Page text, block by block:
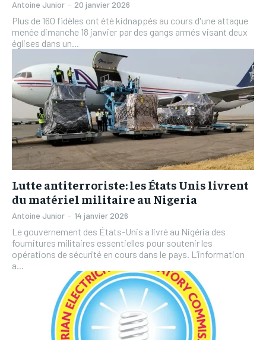
Antoine Junior - 20 janvier 2026
Plus de 160 fidèles ont été kidnappés au cours d'une attaque
menée dimanche 18 janvier par des gangs armés visant deux
églises dans un...
Lutte antiterroriste: les États Unis livrent
du matériel militaire au Nigeria
Antoine Junior - 14 janvier 2026
Le gouvernement des États-Unis a livré au Nigéria des
fournitures militaires essentielles pour soutenir les
opérations de sécurité en cours dans le pays. L’information
a...